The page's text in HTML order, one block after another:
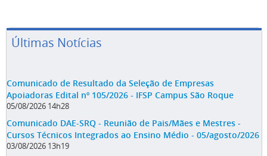
Últimas Notícias
Comunicado de Resultado da Seleção de Empresas
Apoiadoras Edital nº 105/2026 - IFSP Campus São Roque
05/08/2026 14h28
Comunicado DAE-SRQ - Reunião de Pais/Mães e Mestres -
Cursos Técnicos Integrados ao Ensino Médio - 05/agosto/2026
03/08/2026 13h19